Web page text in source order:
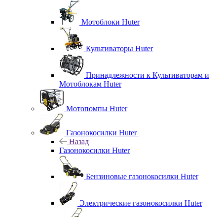
Мотоблоки Huter
Культиваторы Huter
Принадлежности к Культиваторам и
Мотоблокам Huter
Мотопомпы Huter
Газонокосилки Huter
Назад
Газонокосилки Huter
Бензиновые газонокосилки Huter
Электрические газонокосилки Huter